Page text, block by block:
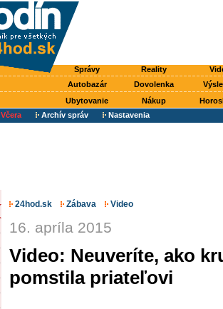
Správy Reality
Autobazár Dovolenka
Ubytovanie Nákup
Včera Archív správ Nastavenia
24hod.sk Zábava Video
16. apríla 2015
Video: Neuveríte, ako
pomstila priateľovi